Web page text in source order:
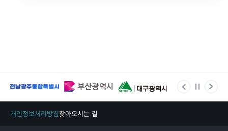
개인정보처리방침찾아오시는 길